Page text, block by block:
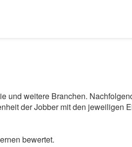
und weitere Branchen.
der Jobber mit den jeweiligen
bewertet.